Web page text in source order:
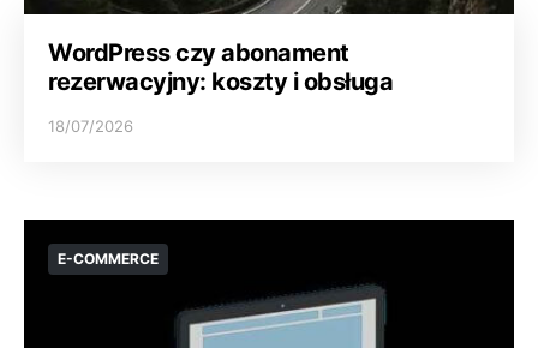
WordPress czy abonament
rezerwacyjny: koszty i obsługa
18/07/2026
E-COMMERCE